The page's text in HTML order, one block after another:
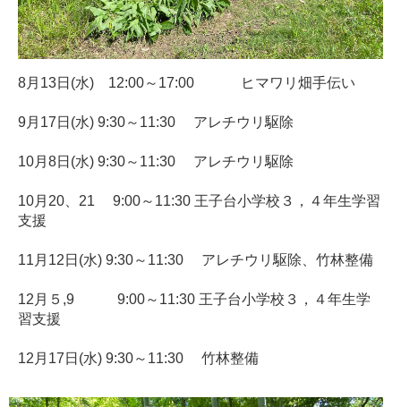
8月13日(水) 12:00～17:00 ヒマワリ畑手伝い
9月17日(水) 9:30～11:30 アレチウリ駆除
10月8日(水) 9:30～11:30 アレチウリ駆除
10月20、21 9:00～11:30 王子台小学校３，４年生学習
支援
11月12日(水) 9:30～11:30 アレチウリ駆除、竹林整備
12月５,9 9:00～11:30 王子台小学校３，４年生学
習支援
12月17日(水) 9:30～11:30 竹林整備